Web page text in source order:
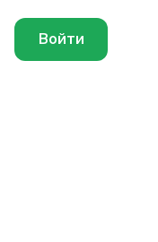
Войти